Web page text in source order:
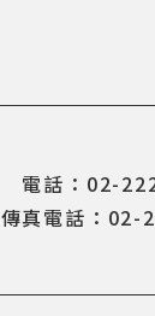
電話：02-
傳真電話：02-